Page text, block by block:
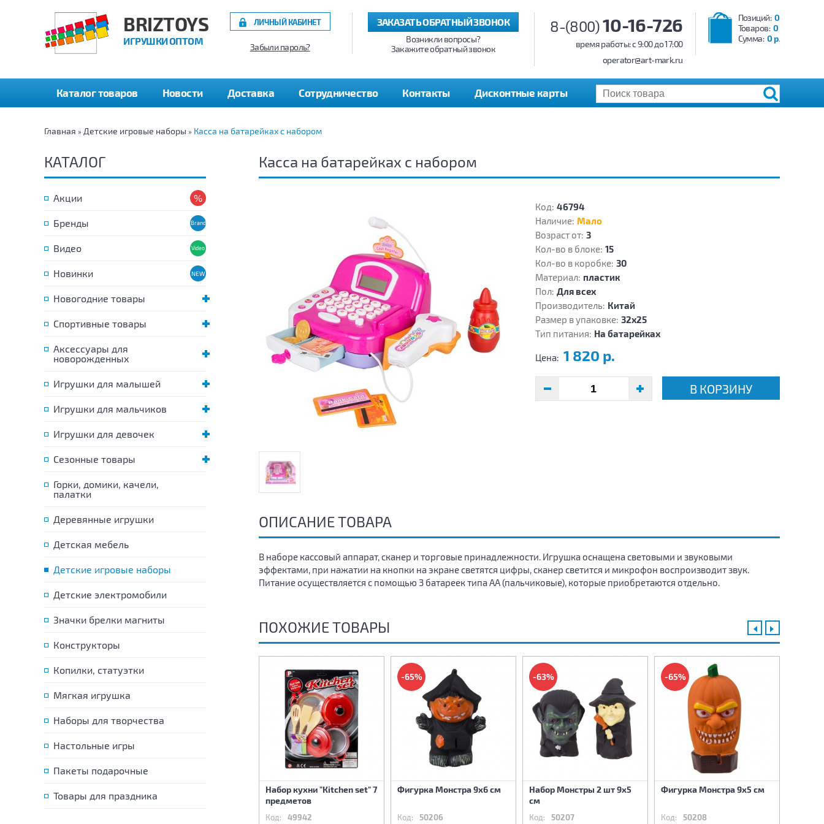
BRIZTOYS
ИГРУШКИ ОПТОМ
Позиций: 0
Товаров: 0
Сумма: 0 р.
8-(800)10-16-726
время работы: c 9:00 до 17:00
operator@art-mark.ru
ЗАКАЗАТЬ ОБРАТНЫЙ ЗВОНОК
Возникли вопросы?
Закажите обратный звонок
ЛИЧНЫЙ КАБИНЕТ
Забыли пароль?
Каталог товаров Новости Доставка Сотрудничество Контакты Дисконтные карты
Главная » Детские игровые наборы » Касса на батарейках с набором
КАТАЛОГ
Акции
Бренды
Видео
Новинки
Новогодние товары
Спортивные товары
Аксессуары для
новорожденных
Игрушки для малышей
Игрушки для мальчиков
Игрушки для девочек
Сезонные товары
Горки, домики, качели,
палатки
Деревянные игрушки
Детская мебель
Детские игровые наборы
Детские электромобили
Значки брелки магниты
Конструкторы
Копилки, статуэтки
Мягкая игрушка
Наборы для творчества
Настольные игры
Пакеты подарочные
Товары для праздника
Касса на батарейках с набором
Код: 46794
Наличие: Мало
Возраст от: 3
Кол-во в блоке: 15
Кол-во в коробке: 30
Материал: пластик
Пол: Для всех
Производитель: Китай
Размер в упаковке: 32х25
Тип питания: На батарейках
Цена: 1 820 р.
В КОРЗИНУ
ОПИСАНИЕ ТОВАРА
В наборе кассовый аппарат, сканер и торговые принадлежности. Игрушка оснащена световыми и звуковыми
эффектами, при нажатии на кнопки на экране светятся цифры, сканер светится и микрофон воспроизводит звук.
Питание осуществляется с помощью 3 батареек типа АА (пальчиковые), которые приобретаются отдельно.
ПОХОЖИЕ ТОВАРЫ
помидор 6 предметов
Набор кухни "Кitchen set" 7
предметов
Код: 49942
-65%
Фигурка Монстра 9х6 см
Код: 50206
-63%
Набор Монстры 2 шт 9х5
см
Код: 50207
-65%
Фигурка Монстра 9х5 см
Код: 50208